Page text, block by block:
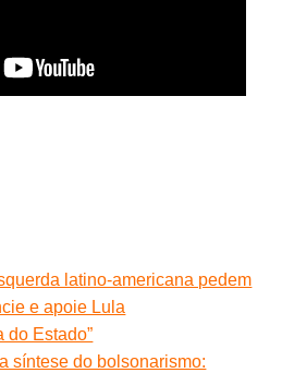
latino-americana pedem
e apoie Lula
do Estado”
síntese do bolsonarismo: